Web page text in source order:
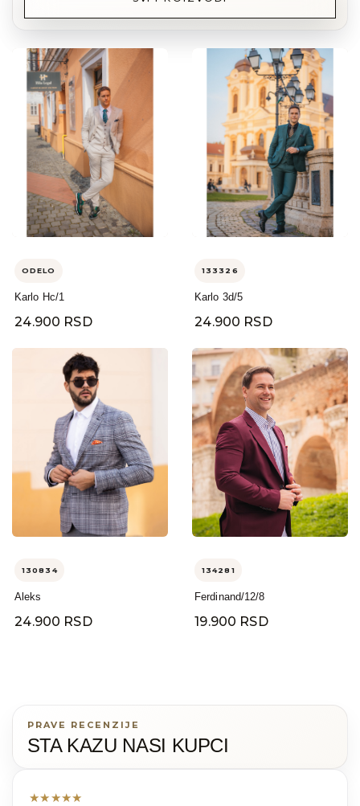
ODELO
Karlo Hc/1
24.900 RSD
133326
Karlo 3d/5
24.900 RSD
130834
Aleks
24.900 RSD
134281
Ferdinand/12/8
19.900 RSD
PRAVE RECENZIJE
STA KAZU NASI KUPCI
★★★★★